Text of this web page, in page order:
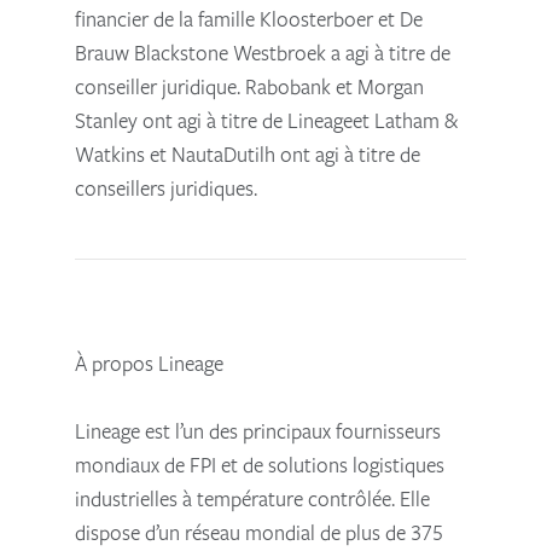
financier de la famille Kloosterboer et De
Brauw Blackstone Westbroek a agi à titre de
conseiller juridique. Rabobank et Morgan
Stanley ont agi à titre de Lineageet Latham &
Watkins et NautaDutilh ont agi à titre de
conseillers juridiques.
À propos Lineage
Lineage est l’un des principaux fournisseurs
mondiaux de FPI et de solutions logistiques
industrielles à température contrôlée. Elle
dispose d’un réseau mondial de plus de 375